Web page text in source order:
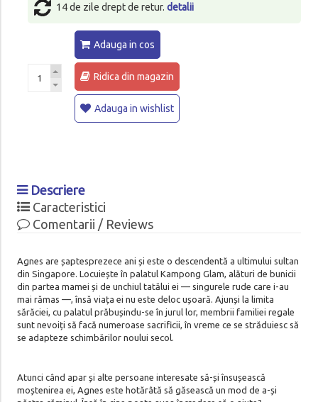
14 de zile drept de retur. detalii
Adauga in cos
Ridica din magazin
Adauga in wishlist
Descriere
Caracteristici
Comentarii / Reviews
Agnes are șaptesprezece ani și este o descendentă a ultimului sultan
din Singapore. Locuiește în palatul Kampong Glam, alături de bunicii
din partea mamei și de unchiul tatălui ei — singurele rude care i-au
mai rămas —, însă viața ei nu este deloc ușoară. Ajunși la limita
sărăciei, cu palatul prăbușindu-se în jurul lor, membrii familiei regale
sunt nevoiți să facă numeroase sacrificii, în vreme ce se străduiesc să
se adapteze schimbărilor noului secol.
Atunci când apar și alte persoane interesate să-și însușească
moștenirea ei, Agnes este hotărâtă să găsească un mod de a-și